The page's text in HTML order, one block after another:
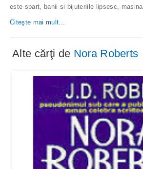
este spart, banii si bijuteriile lipsesc, masina
Citeşte mai mult...
Alte cărţi de Nora Roberts